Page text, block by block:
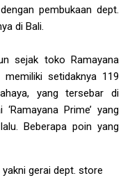
pembukaan dept.
di Bali.
sejak toko Ramayana
setidaknya 119
yang tersebar di
Prime’ yang
Beberapa poin yang
gerai dept. store